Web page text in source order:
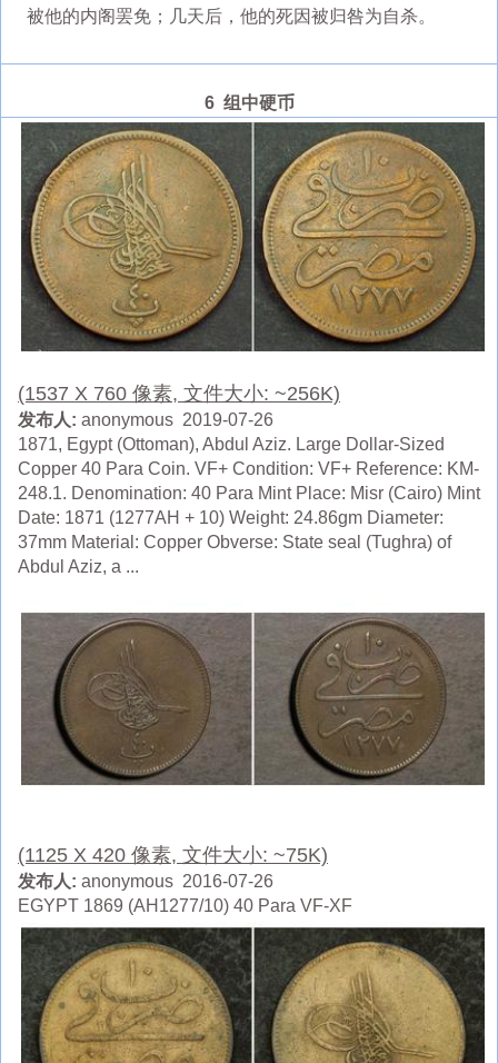
被他的内阁罢免；几天后，他的死因被归咎为自杀。
6 组中硬币
(1537 X 760 像素, 文件大小: ~256K)
发布人: anonymous 2019-07-26
1871, Egypt (Ottoman), Abdul Aziz. Large Dollar-Sized
Copper 40 Para Coin. VF+ Condition: VF+ Reference: KM-
248.1. Denomination: 40 Para Mint Place: Misr (Cairo) Mint
Date: 1871 (1277AH + 10) Weight: 24.86gm Diameter:
37mm Material: Copper Obverse: State seal (Tughra) of
Abdul Aziz, a ...
(1125 X 420 像素, 文件大小: ~75K)
发布人: anonymous 2016-07-26
EGYPT 1869 (AH1277/10) 40 Para VF-XF